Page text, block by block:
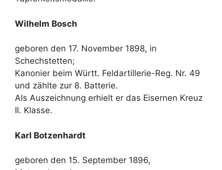
Wilhelm Bosch
geboren den 17. November 1898, in
Schechstetten;
Kanonier beim Württ. Feldartillerie-Reg. Nr. 49
und zählte zur 8. Batterie.
Als Auszeichnung erhielt er das Eisernen Kreuz
II. Klasse.
Karl Botzenhardt
geboren den 15. September 1896,